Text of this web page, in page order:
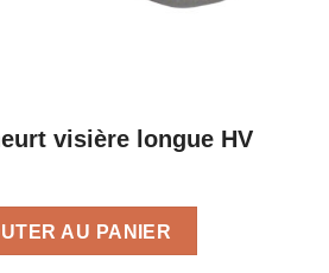
visière longue HV
heurt visière longue HV
AU PANIER